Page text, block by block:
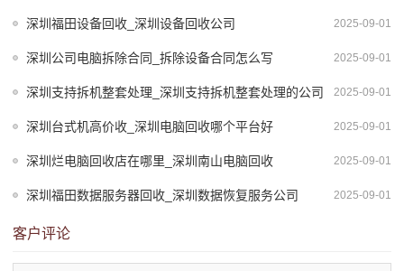
2025-09-01
深圳福田设备回收_深圳设备回收公司
2025-09-01
深圳公司电脑拆除合同_拆除设备合同怎么写
2025-09-01
深圳支持拆机整套处理_深圳支持拆机整套处理的公司
2025-09-01
深圳台式机高价收_深圳电脑回收哪个平台好
2025-09-01
深圳烂电脑回收店在哪里_深圳南山电脑回收
2025-09-01
深圳福田数据服务器回收_深圳数据恢复服务公司
客户评论